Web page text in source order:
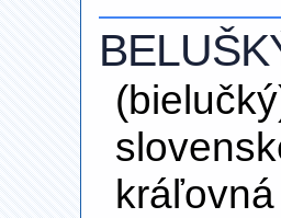
kráľovná